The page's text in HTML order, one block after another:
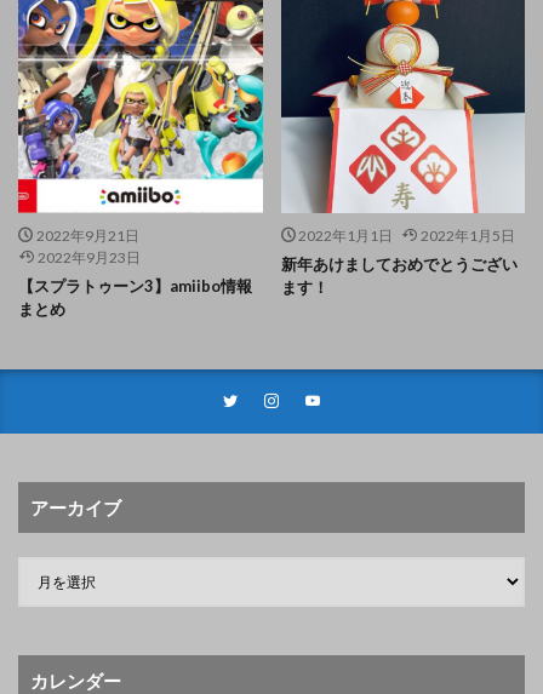
2022年9月21日
2022年9月23日
【スプラトゥーン3】amiibo情報
まとめ
2022年1月1日 2022年1月5日
新年あけましておめでとうござい
ます！
アーカイブ
カレンダー